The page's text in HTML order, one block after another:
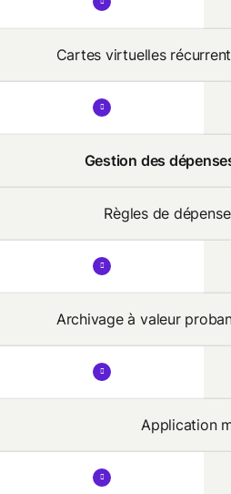
Cartes virtuelles
Gestion des
Règles de
Archivage à valeur
Application